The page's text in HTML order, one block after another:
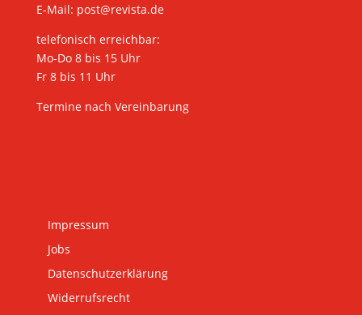
E-Mail: post@revista.de
telefonisch erreichbar:
Mo-Do 8 bis 15 Uhr
Fr 8 bis 11 Uhr
Termine nach Vereinbarung
Impressum
Jobs
Datenschutzerklärung
Widerrufsrecht